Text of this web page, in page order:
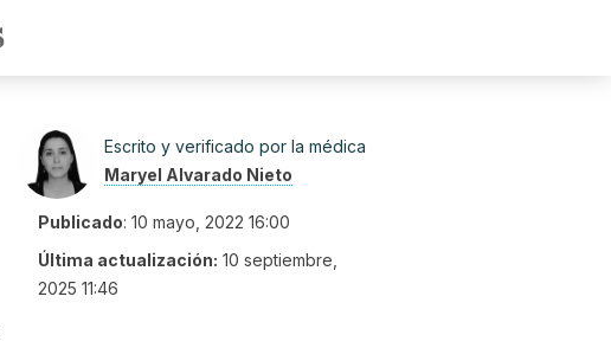
Escrito y verificado por la médica
Maryel Alvarado Nieto
Publicado: 10 mayo, 2022 16:00
Última actualización: 10 septiembre,
2025 11:46